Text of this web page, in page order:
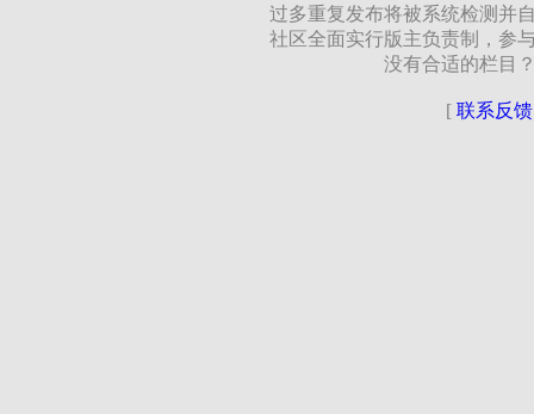
过多重复发布将被系统检测并
社区全面实行版主负责制，参
没有合适的栏目
[ 联系反馈